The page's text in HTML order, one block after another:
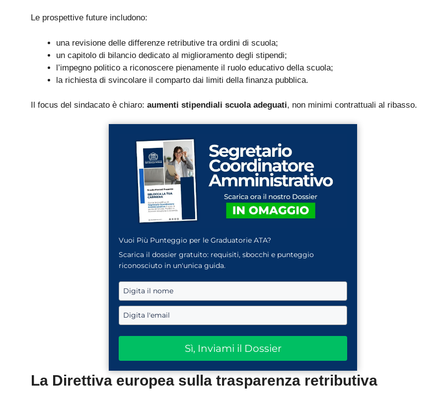
Le prospettive future includono:
una revisione delle differenze retributive tra ordini di scuola;
un capitolo di bilancio dedicato al miglioramento degli stipendi;
l’impegno politico a riconoscere pienamente il ruolo educativo della scuola;
la richiesta di svincolare il comparto dai limiti della finanza pubblica.
Il focus del sindacato è chiaro: aumenti stipendiali scuola adeguati, non minimi contrattuali al ribasso.
Vuoi Più Punteggio per le Graduatorie ATA?
Scarica il dossier gratuito: requisiti, sbocchi e punteggio
riconosciuto in un'unica guida.
Sì, Inviami il Dossier
La Direttiva europea sulla trasparenza retributiva